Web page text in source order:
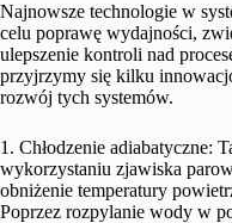
Najnowsze technologie w
celu poprawę wydajności,
ulepszenie kontroli nad
przyjrzymy się kilku
rozwój tych systemów.
1. Chłodzenie adiabatyczne:
wykorzystaniu zjawiska
obniżenie temperatury
Poprzez rozpylanie wody w